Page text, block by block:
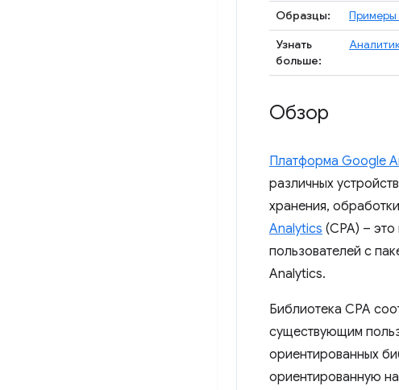
Образцы:
Примеры
Узнать
больше:
Обзор
Платформа Google
различных
хранения,
Analytics (CPA) –
пользователей с
Analytics.
Библиотека CPA
существующим
ориентированных
ориентированную